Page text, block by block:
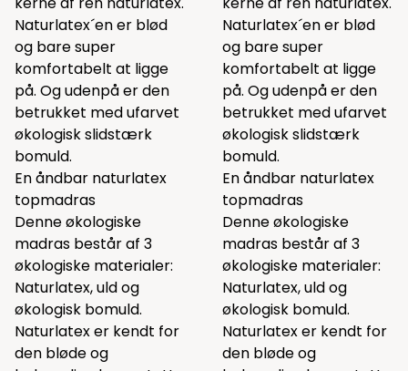
Naturlatex´en er blød
og bare super
komfortabelt at ligge
på. Og udenpå er den
betrukket med ufarvet
økologisk slidstærk
bomuld.
En åndbar naturlatex
topmadras
Denne økologiske
madras består af 3
økologiske materialer:
Naturlatex, uld og
økologisk bomuld.
Naturlatex er kendt for
den bløde og
Naturlatex´en er blød
og bare super
komfortabelt at ligge
på. Og udenpå er den
betrukket med ufarvet
økologisk slidstærk
bomuld.
En åndbar naturlatex
topmadras
Denne økologiske
madras består af 3
økologiske materialer:
Naturlatex, uld og
økologisk bomuld.
Naturlatex er kendt for
den bløde og